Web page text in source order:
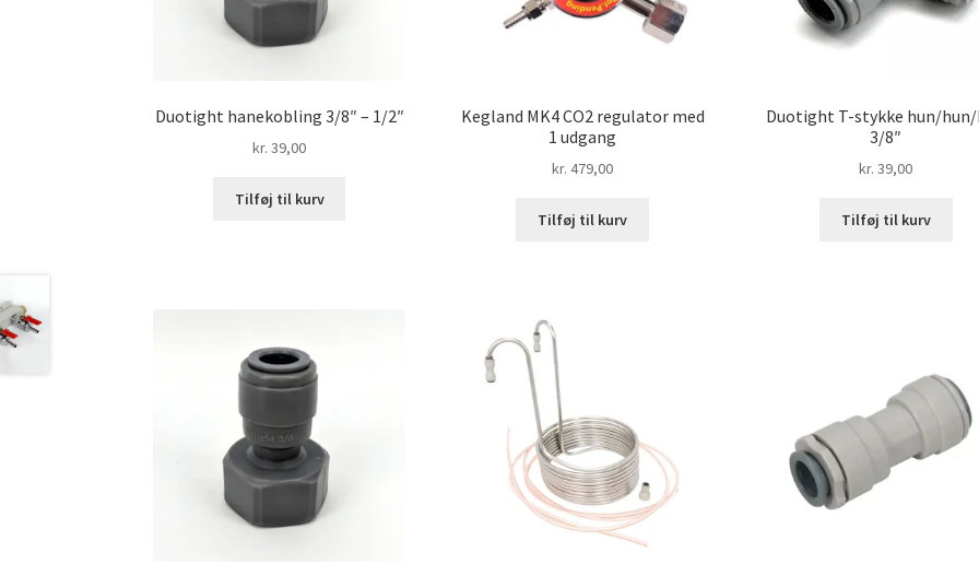
Duotight hanekobling 3/8″ – 1/2″
kr. 39,00
Tilføj til kurv
Kegland MK4 CO2 regulator med
1 udgang
kr. 479,00
Tilføj til kurv
Duotight T-stykke hun/
3/8″
kr. 39,00
Tilføj til kurv